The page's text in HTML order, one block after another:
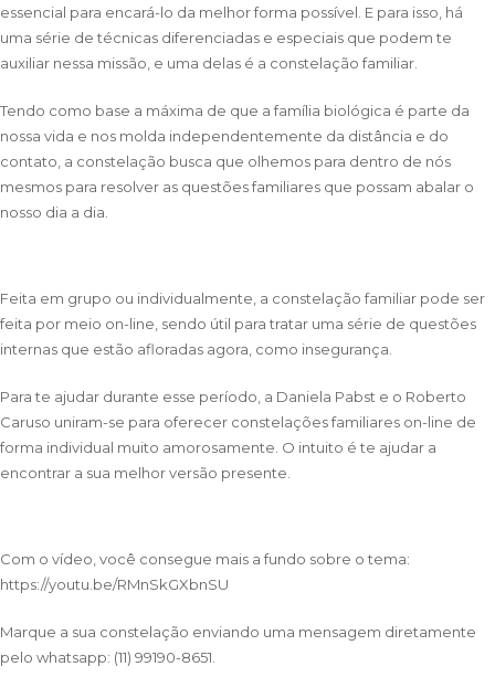
essencial para encará-lo da melhor forma possível. E para isso, há
uma série de técnicas diferenciadas e especiais que podem te
auxiliar nessa missão, e uma delas é a constelação familiar.
Tendo como base a máxima de que a família biológica é parte da
nossa vida e nos molda independentemente da distância e do
contato, a constelação busca que olhemos para dentro de nós
mesmos para resolver as questões familiares que possam abalar o
nosso dia a dia.
Feita em grupo ou individualmente, a constelação familiar pode ser
feita por meio on-line, sendo útil para tratar uma série de questões
internas que estão afloradas agora, como insegurança.
Para te ajudar durante esse período, a Daniela Pabst e o Roberto
Caruso uniram-se para oferecer constelações familiares on-line de
forma individual muito amorosamente. O intuito é te ajudar a
encontrar a sua melhor versão presente.
Com o vídeo, você consegue mais a fundo sobre o tema:
https://youtu.be/RMnSkGXbnSU
Marque a sua constelação enviando uma mensagem diretamente
pelo whatsapp: (11) 99190-8651.